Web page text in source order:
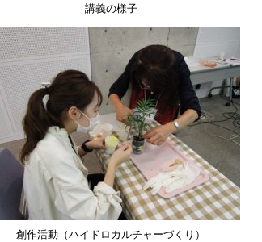
講義の様子
創作活動（ハイドロカルチャーづくり）